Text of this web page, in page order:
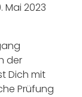
Mai 2023
der
Dich mit
Prüfung